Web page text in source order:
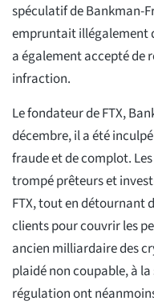
spéculatif de Bankman-
empruntait illégalement
a également accepté de
infraction.
Le fondateur de FTX,
décembre, il a été
fraude et de complot.
trompé prêteurs et
FTX, tout en détournant
clients pour couvrir les
ancien milliardaire des
plaidé non coupable, à
régulation ont